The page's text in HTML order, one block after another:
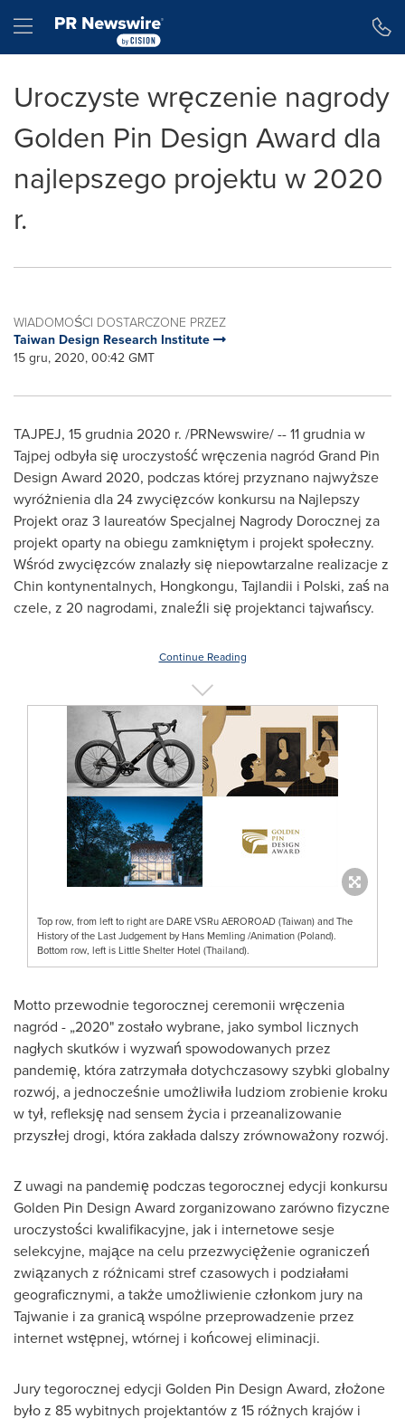
Hamburger menu
Uroczyste wręczenie nagrody
Golden Pin Design Award dla
najlepszego projektu w 2020
r.
WIADOMOŚCI DOSTARCZONE PRZEZ
Taiwan Design Research Institute
15 gru, 2020, 00:42 GMT
TAJPEJ, 15 grudnia 2020 r. /PRNewswire/ -- 11 grudnia w
Tajpej odbyła się uroczystość wręczenia nagród Grand Pin
Design Award 2020, podczas której przyznano najwyższe
wyróżnienia dla 24 zwycięzców konkursu na Najlepszy
Projekt oraz 3 laureatów Specjalnej Nagrody Dorocznej za
projekt oparty na obiegu zamkniętym i projekt społeczny.
Wśród zwycięzców znalazły się niepowtarzalne realizacje z
Chin kontynentalnych, Hongkongu, Tajlandii i Polski, zaś na
czele, z 20 nagrodami, znaleźli się projektanci tajwańscy.
Continue Reading
Top row, from left to right are DARE VSRu AEROROAD (Taiwan) and The
History of the Last Judgement by Hans Memling /Animation (Poland).
Bottom row, left is Little Shelter Hotel (Thailand).
Motto przewodnie tegorocznej ceremonii wręczenia
nagród - „2020" zostało wybrane, jako symbol licznych
nagłych skutków i wyzwań spowodowanych przez
pandemię, która zatrzymała dotychczasowy szybki globalny
rozwój, a jednocześnie umożliwiła ludziom zrobienie kroku
w tył, refleksję nad sensem życia i przeanalizowanie
przyszłej drogi, która zakłada dalszy zrównoważony rozwój.
Z uwagi na pandemię podczas tegorocznej edycji konkursu
Golden Pin Design Award zorganizowano zarówno fizyczne
uroczystości kwalifikacyjne, jak i internetowe sesje
selekcyjne, mające na celu przezwyciężenie ograniczeń
związanych z różnicami stref czasowych i podziałami
geograficznymi, a także umożliwienie członkom jury na
Tajwanie i za granicą wspólne przeprowadzenie przez
internet wstępnej, wtórnej i końcowej eliminacji.
Jury tegorocznej edycji Golden Pin Design Award, złożone
było z 85 wybitnych projektantów z 15 różnych krajów i